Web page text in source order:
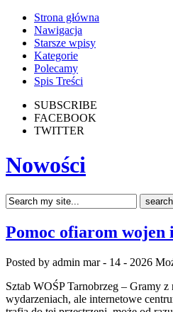
Strona główna
Nawigacja
Starsze wpisy
Kategorie
Polecamy
Spis Treści
SUBSCRIBE
FACEBOOK
TWITTER
Nowości
Pomoc ofiarom wojen
Posted by admin mar - 14 - 2026
Sztab WOŚP Tarnobrzeg – Gramy
wydarzeniach, ale internetowe